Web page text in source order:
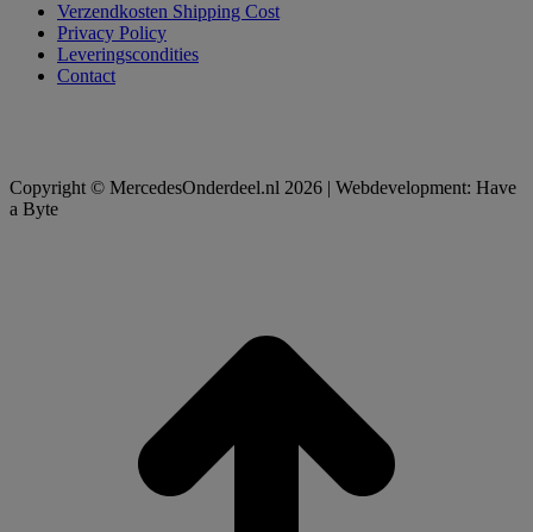
Verzendkosten Shipping Cost
Privacy Policy
Leveringscondities
Contact
Copyright © MercedesOnderdeel.nl 2026 | Webdevelopment: Have
a Byte